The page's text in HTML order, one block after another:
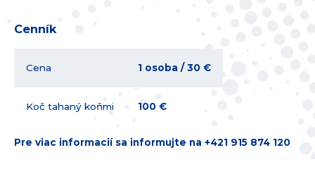
Cenník
Cena 1 osoba / 30 €
Koč tahaný koňmi 100 €
Pre viac informacií sa informujte na +421 915 874 120